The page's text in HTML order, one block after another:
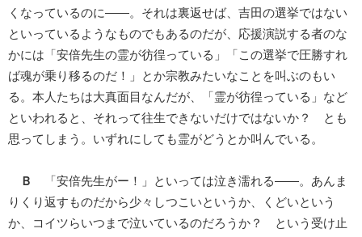
くなっているのに――。それは裏返せば、吉田の選挙ではない
といっているようなものでもあるのだが、応援演説する者のな
かには「安倍先生の霊が彷徨っている」「この選挙で圧勝すれ
ば魂が乗り移るのだ！」とか宗教みたいなことを叫ぶのもい
る。本人たちは大真面目なんだが、「霊が彷徨っている」など
といわれると、それって往生できないだけではないか？ とも
思ってしまう。いずれにしても霊がどうとか叫んでいる。
Ｂ
「安倍先生がー！」といっては泣き濡れる――。あんま
りくり返すものだから少々しつこいというか、くどいという
か、コイツらいつまで泣いているのだろうか？ という受け止